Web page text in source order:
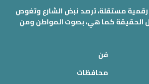
مستقلة، ترصد نبض الشارع وتغوص
الحقيقة كما هي، بصوت المواطن ومن
فن
محافظات